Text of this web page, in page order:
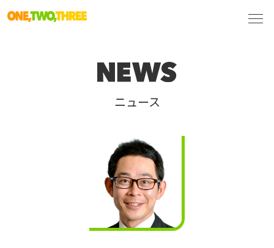
ニュース